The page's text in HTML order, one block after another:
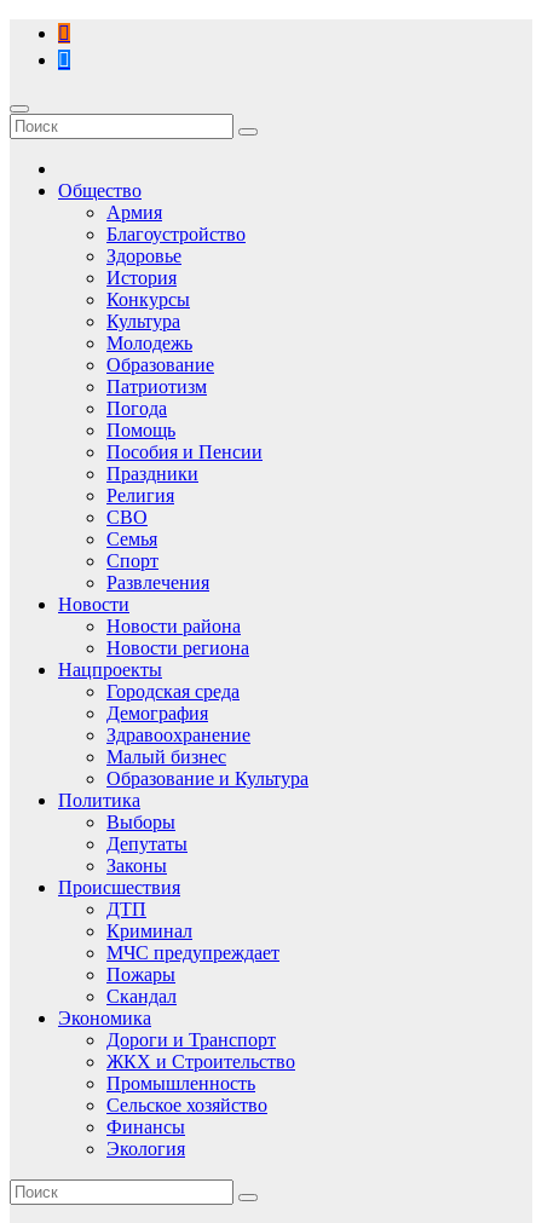
Перейти
содержимому
Общество
Армия
Благоустройство
Здоровье
История
Конкурсы
Культура
Молодежь
Образование
Патриотизм
Погода
Помощь
Пособия и Пенсии
Праздники
Религия
СВО
Семья
Спорт
Развлечения
Новости
Новости района
Новости региона
Нацпроекты
Городская среда
Демография
Здравоохранение
Малый бизнес
Образование и Культура
Политика
Выборы
Депутаты
Законы
Происшествия
ДТП
Криминал
МЧС предупреждает
Пожары
Скандал
Экономика
Дороги и Транспорт
ЖКХ и Строительство
Промышленность
Сельское хозяйство
Финансы
Экология